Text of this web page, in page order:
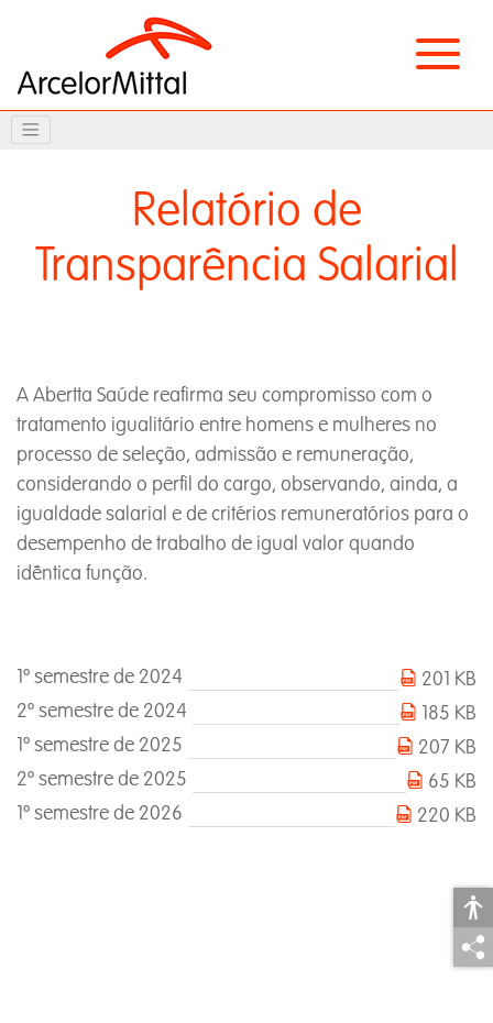
Relatório de
Transparência Salarial
A Abertta Saúde reafirma seu compromisso com o
tratamento igualitário entre homens e mulheres no
processo de seleção, admissão e remuneração,
considerando o perfil do cargo, observando, ainda, a
igualdade salarial e de critérios remuneratórios para o
desempenho de trabalho de igual valor quando
idêntica função.
1º semestre de 2024
201 KB
2º semestre de 2024
185 KB
1º semestre de 2025
207 KB
2º semestre de 2025
65 KB
1º semestre de 2026
220 KB